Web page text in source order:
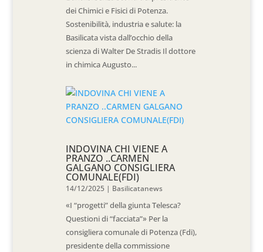
dei Chimici e Fisici di Potenza.
Sostenibilità, industria e salute: la
Basilicata vista dall’occhio della
scienza di Walter De Stradis Il dottore
in chimica Augusto...
INDOVINA CHI VIENE A
PRANZO ..CARMEN
GALGANO CONSIGLIERA
COMUNALE(FDI)
14/12/2025 | Basilicatanews
«I “progetti” della giunta Telesca?
Questioni di “facciata”» Per la
consigliera comunale di Potenza (Fdi),
presidente della commissione